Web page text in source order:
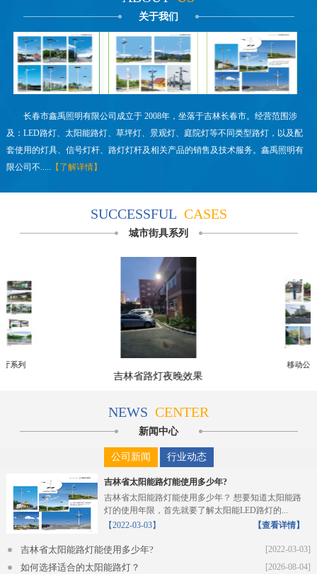
关于我们
长春市鑫禹照明有限公司成立于 2008年，坐落于吉林长春市。经营范围涉
及：LED路灯、太阳能路灯、草坪灯、景观灯、庭院灯等不同类型路灯，以及配
套使用的灯具、信号灯杆、路灯灯杆及相关产品的销售及技术服务。鑫禹照明有
限公司不.....
【了解详情】
SUCCESSFUL CASES
城市街具系列
厅系列
吉林省路灯夜晚效果
移动公
NEWS CENTER
新闻中心
公司新闻 行业动态
吉林省太阳能路灯能使用多少年?
吉林省太阳能路灯能使用多少年？ 想要知道太阳能路
灯的使用年限，首先就要了解太阳能LED路灯的...
【2022-03-03】
【查看详情】
[2022-03-03]
吉林省太阳能路灯能使用多少年?
[2026-08-04]
如何选择适合的太阳能路灯？